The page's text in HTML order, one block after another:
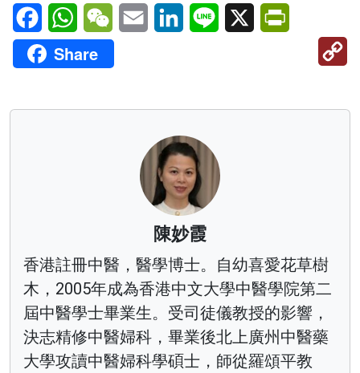
FacebookWhatsAppWeChatEmail LinkedInLine X
Share
陳妙霞
香港註冊中醫，醫學博士。自幼喜愛花草樹
木，2005年成為香港中文大學中醫學院第二
屆中醫學士畢業生。受司徒儀教授的影響，
決志精修中醫婦科，畢業後北上廣州中醫藥
大學攻讀中醫婦科學碩士，師從羅頌平教